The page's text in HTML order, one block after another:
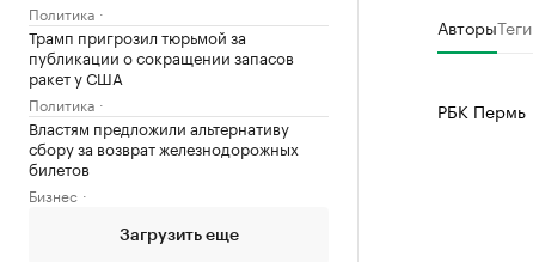
Политика
Трамп пригрозил тюрьмой за
публикации о сокращении запасов
ракет у США
Политика
Властям предложили альтернативу
сбору за возврат железнодорожных
билетов
Бизнес
Загрузить еще
АвторыТеги
РБК Пермь